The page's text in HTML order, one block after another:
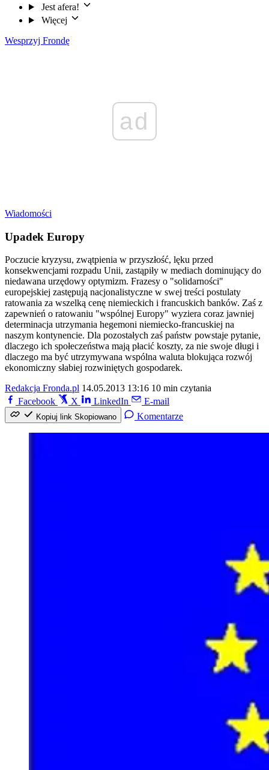
Jest afera!
Więcej
Wesprzyj Frondę
ad
Wiadomości
Upadek Europy
Poczucie kryzysu, zwątpienia w przyszłość, lęku przed
konsekwencjami rozpadu Unii, zastąpiły w mediach dominujący do
niedawana urzędowy optymizm. Frazesy o "solidarności"
europejskiej zastępują nacjonalistyczne w swej treści postulaty
ratowania za wszelką cenę niemieckich i francuskich banków. Zaś z
zapewnień o ratowaniu "wspólnej Europy" wyziera coraz jawniej
determinacja utrzymania hegemoni niemiecko-francuskiej na
naszym kontynencie. Dla pozostałych zaś państw powstaje pytanie,
dlaczego ich społeczeństwa mają płacić koszty, za nie swoje długi i
dlaczego ma być utrzymywana wspólna waluta blokująca rozwój
ekonomiczny słabiej rozwiniętych gospodarek.
Redakcja Fronda.pl 14.05.2013 13:16 10 min czytania
Facebook
X LinkedIn E-mail
Kopiuj link Skopiowano Komentarze